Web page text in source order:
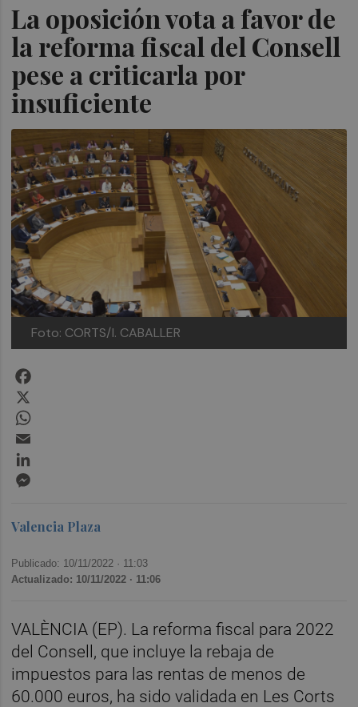
La oposición vota a favor de
la reforma fiscal del Consell
pese a criticarla por
insuficiente
Foto: CORTS/I. CABALLER
Valencia Plaza
Publicado: 10/11/2022 · 11:03
Actualizado: 10/11/2022 · 11:06
VALÈNCIA (EP). La reforma fiscal para 2022
del Consell, que incluye la rebaja de
impuestos para las rentas de menos de
60.000 euros, ha sido validada en Les Corts